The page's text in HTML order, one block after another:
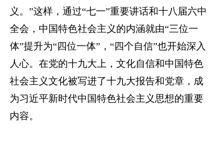
义。”这样，通过“七一”重要讲话和十八届六中
全会，中国特色社会主义的内涵就由“三位一
体”提升为“四位一体”，“四个自信”也开始深入
人心。在党的十九大上，文化自信和中国特色
社会主义文化被写进了十九大报告和党章，成
为习近平新时代中国特色社会主义思想的重要
内容。